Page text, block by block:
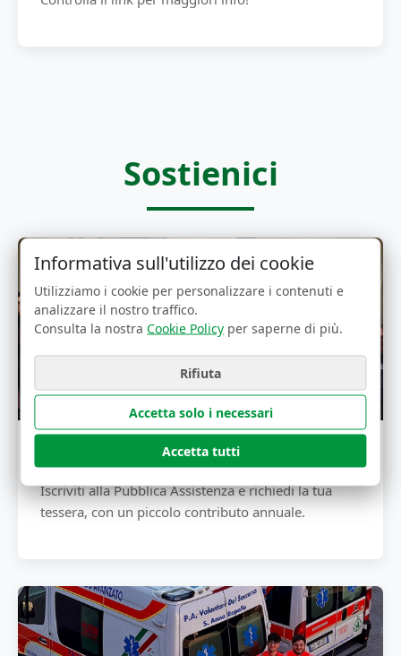
Sostienici
Diventa Socio
Iscriviti alla Pubblica Assistenza e richiedi la tua
tessera, con un piccolo contributo annuale.
Informativa sull'utilizzo dei cookie
Utilizziamo i cookie per personalizzare i contenuti e
analizzare il nostro traffico.
Consulta la nostraCookie Policy per saperne di più.
Accetta tutti
Accetta solo i necessari
Rifiuta